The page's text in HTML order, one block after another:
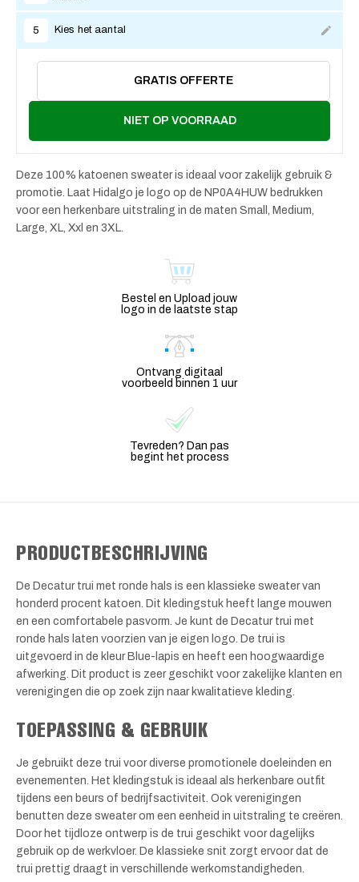
5 Kies het aantal
GRATIS OFFERTE
NIET OP VOORRAAD
Deze 100% katoenen sweater is ideaal voor zakelijk gebruik &
promotie. Laat Hidalgo je logo op de NP0A4HUW bedrukken
voor een herkenbare uitstraling in de maten Small, Medium,
Large, XL, Xxl en 3XL.
Bestel en Upload jouw
logo in de laatste stap
Ontvang digitaal
voorbeeld binnen 1 uur
Tevreden? Dan pas
begint het process
PRODUCTBESCHRIJVING
De Decatur trui met ronde hals is een klassieke sweater van
honderd procent katoen. Dit kledingstuk heeft lange mouwen
en een comfortabele pasvorm. Je kunt de Decatur trui met
ronde hals laten voorzien van je eigen logo. De trui is
uitgevoerd in de kleur Blue-lapis en heeft een hoogwaardige
afwerking. Dit product is zeer geschikt voor zakelijke klanten en
verenigingen die op zoek zijn naar kwalitatieve kleding.
TOEPASSING & GEBRUIK
Je gebruikt deze trui voor diverse promotionele doeleinden en
evenementen. Het kledingstuk is ideaal als herkenbare outfit
tijdens een beurs of bedrijfsactiviteit. Ook verenigingen
benutten deze sweater om een eenheid in uitstraling te creëren.
Door het tijdloze ontwerp is de trui geschikt voor dagelijks
gebruik op de werkvloer. De klassieke snit zorgt ervoor dat de
trui prettig draagt in verschillende werkomstandigheden.